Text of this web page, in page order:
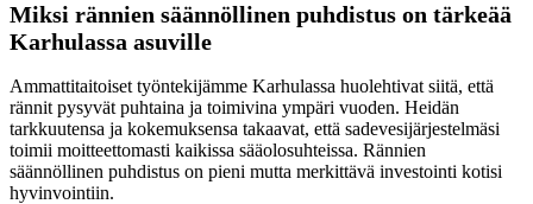
Miksi rännien säännöllinen puhdistus on tärkeää
Karhulassa asuville
Ammattitaitoiset työntekijämme Karhulassa huolehtivat siitä, että
rännit pysyvät puhtaina ja toimivina ympäri vuoden. Heidän
tarkkuutensa ja kokemuksensa takaavat, että sadevesijärjestelmäsi
toimii moitteettomasti kaikissa sääolosuhteissa. Rännien
säännöllinen puhdistus on pieni mutta merkittävä investointi kotisi
hyvinvointiin.